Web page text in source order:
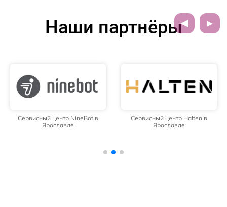
Наши партнёры
Сервисный центр NineBot в
Ярославле
Сервисный центр Halten в
Ярославле